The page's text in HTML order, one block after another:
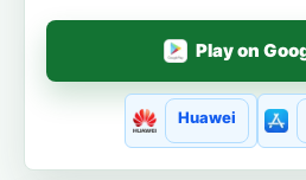
Play on
Huawei